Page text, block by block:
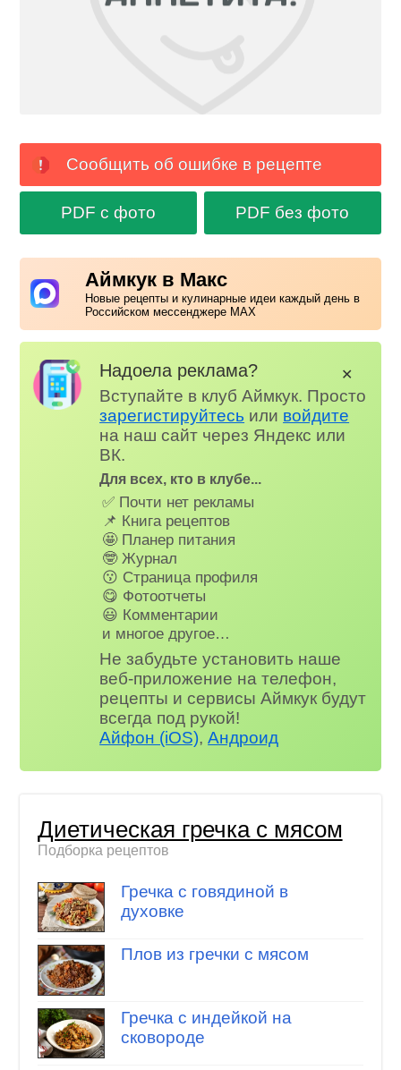
Сообщить об ошибке в рецепте
PDF с фото PDF без фото
Аймкук в Макс
Новые рецепты и кулинарные идеи каждый день в
Российском мессенджере MAX
Надоела реклама?
Вступайте в клуб Аймкук. Просто
зарегистируйтесь или войдите
на наш сайт через Яндекс или
ВК.
Для всех, кто в клубе...
✅ Почти нет рекламы
📌 Книга рецептов
🤩 Планер питания
🤓 Журнал
😗 Страница профиля
😋 Фотоотчеты
😃 Комментарии
и многое другое…
Не забудьте установить наше
веб-приложение на телефон,
рецепты и сервисы Аймкук будут
всегда под рукой!
Айфон (iOS),Андроид
✕
Диетическая гречка с мясом
Подборка рецептов
Гречка с говядиной в
духовке
Плов из гречки с мясом
Гречка с индейкой на
сковороде